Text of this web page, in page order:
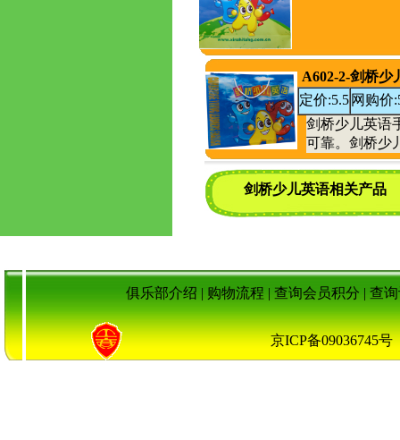
A602-2-剑桥少
定价:5.5 网购价
剑桥少儿英语
可靠。剑桥少
剑桥少儿英语相关产品
俱乐部介绍 | 购物流程 | 查询会员积分 | 查
京ICP备